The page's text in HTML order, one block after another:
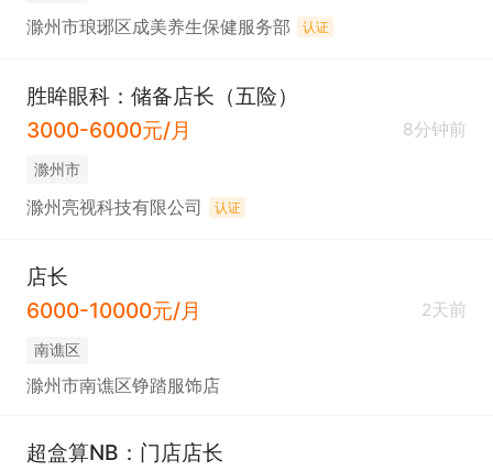
滁州市琅琊区成美养生保健服务部 认证
胜眸眼科：储备店长（五险）
3000-6000元/月
8分钟前
滁州市
滁州亮视科技有限公司 认证
店长
6000-10000元/月
2天前
南谯区
滁州市南谯区铮踏服饰店
超盒算NB：门店店长